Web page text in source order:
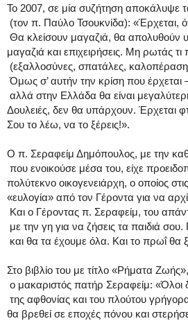
Το 2007, σε μία συζήτηση αποκάλυψε
(τον π. Παύλο Τσουκνίδα): «Έρχεται,
Θα κλείσουν μαγαζιά, θα απολυθούν
μαγαζιά και επιχειρήσεις. Μη ρωτάς
(εξαλλοσύνες, σπατάλες,
Όμως σ’ αυτήν την κρίση που έρχεται
αλλά στην Ελλάδα θα είναι
Δουλειές, δεν θα υπάρχουν. Έρχεται
Σου το λέω, να το ξέρεις!».
Ο π. Σεραφείμ Δημόπουλος, με την
που ενοικούσε μέσα του, είχε
πολύτεκνο οικογενειάρχη, ο οποίος
«ευλογία» από τον Γέροντα για να
Και ο Γέροντας π. Σεραφείμ, του
με την γη για να ζήσεις τα παιδιά
και θα τα έχουμε όλα. Και το πρωΐ θα
Στο βιβλίο του με τίτλο «Ρήματα
ο μακαριστός πατήρ Σεραφείμ: «Όλοι
της αφθονίας και του πλούτου
θα βρεθεί σε εποχές πόνου και